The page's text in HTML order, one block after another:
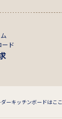
ード
ーキッチンボードはこ